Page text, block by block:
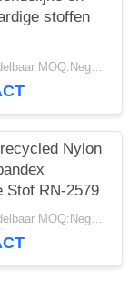
stoffen
Onderhandelbaar MOQ:Negotiable
Nylon
Stof RN-2579
Onderhandelbaar MOQ:Negotiable